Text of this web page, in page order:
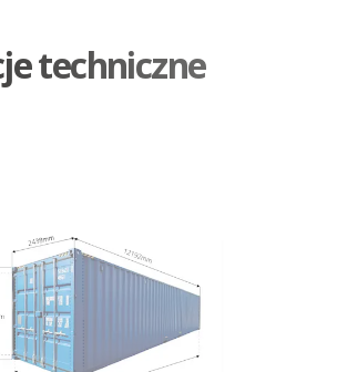
techniczne